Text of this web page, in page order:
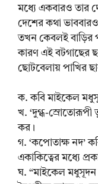
মধ্যে একবারও তার
দেশের কথা
তখন কেবলই বাড়ির
কারণ এই বটগাছের
ছোটবেলায় পাখির
ক. কবি মাইকেল
খ. ‘দুগ্ধ-স্রোতোরূপী
কর।
গ. ‘কপোতাক্ষ নদ’
একাকিত্বের মধ্যে
ঘ. “মাইকেল মধুসূদন